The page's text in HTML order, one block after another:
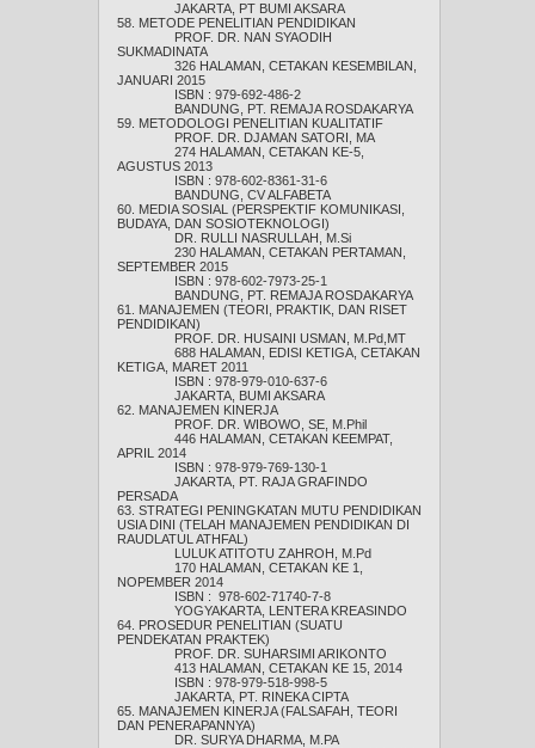
JAKARTA, PT BUMI AKSARA
58. METODE PENELITIAN PENDIDIKAN
PROF. DR. NAN SYAODIH
SUKMADINATA
326 HALAMAN, CETAKAN KESEMBILAN,
JANUARI 2015
ISBN : 979-692-486-2
BANDUNG, PT. REMAJA ROSDAKARYA
59. METODOLOGI PENELITIAN KUALITATIF
PROF. DR. DJAMAN SATORI, MA
274 HALAMAN, CETAKAN KE-5,
AGUSTUS 2013
ISBN : 978-602-8361-31-6
BANDUNG, CV ALFABETA
60. MEDIA SOSIAL (PERSPEKTIF KOMUNIKASI,
BUDAYA, DAN SOSIOTEKNOLOGI)
DR. RULLI NASRULLAH, M.Si
230 HALAMAN, CETAKAN PERTAMAN,
SEPTEMBER 2015
ISBN : 978-602-7973-25-1
BANDUNG, PT. REMAJA ROSDAKARYA
61. MANAJEMEN (TEORI, PRAKTIK, DAN RISET
PENDIDIKAN)
PROF. DR. HUSAINI USMAN, M.Pd,MT
688 HALAMAN, EDISI KETIGA, CETAKAN
KETIGA, MARET 2011
ISBN : 978-979-010-637-6
JAKARTA, BUMI AKSARA
62. MANAJEMEN KINERJA
PROF. DR. WIBOWO, SE, M.Phil
446 HALAMAN, CETAKAN KEEMPAT,
APRIL 2014
ISBN : 978-979-769-130-1
JAKARTA, PT. RAJA GRAFINDO
PERSADA
63. STRATEGI PENINGKATAN MUTU PENDIDIKAN
USIA DINI (TELAH MANAJEMEN PENDIDIKAN DI
RAUDLATUL ATHFAL)
LULUK ATITOTU ZAHROH, M.Pd
170 HALAMAN, CETAKAN KE 1,
NOPEMBER 2014
ISBN : 978-602-71740-7-8
YOGYAKARTA, LENTERA KREASINDO
64. PROSEDUR PENELITIAN (SUATU
PENDEKATAN PRAKTEK)
PROF. DR. SUHARSIMI ARIKONTO
413 HALAMAN, CETAKAN KE 15, 2014
ISBN : 978-979-518-998-5
JAKARTA, PT. RINEKA CIPTA
65. MANAJEMEN KINERJA (FALSAFAH, TEORI
DAN PENERAPANNYA)
DR. SURYA DHARMA, M.PA